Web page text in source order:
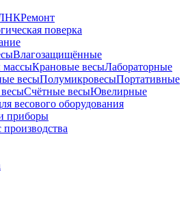
Ремонт
поверка
Влагозащищённые
массыКрановые весыЛабораторные
весыПолумикровесыПортативные
Счётные весыЮвелирные
весового оборудования
приборы